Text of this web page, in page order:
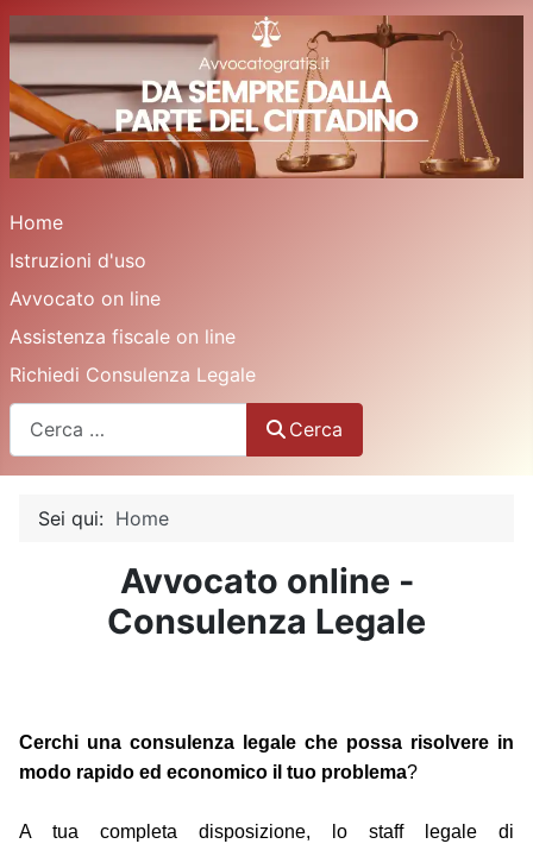
Home
Istruzioni d'uso
Avvocato on line
Assistenza fiscale on line
Richiedi Consulenza Legale
Cerca
Sei qui: Home
Avvocato online -
Consulenza Legale
Cerchi una consulenza legale che possa risolvere in
modo rapido ed economico il tuo problema?
A tua completa disposizione, lo staff legale di